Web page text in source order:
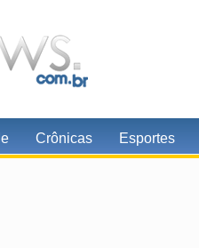
Crônicas Esportes